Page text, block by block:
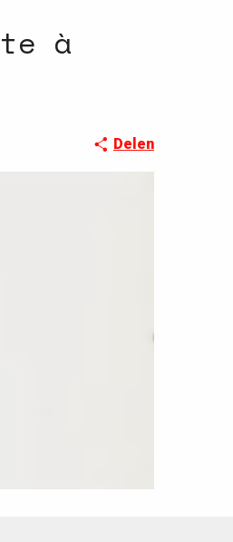
à
Delen